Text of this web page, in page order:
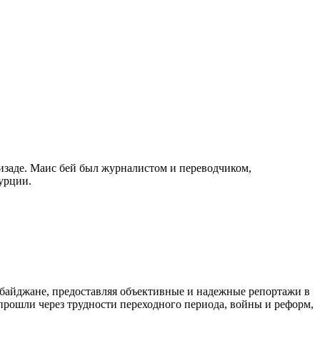
Маис бей был журналистом и переводчиком,
предоставляя объективные и надежные репортажи в
через трудности переходного периода, войны и реформ,